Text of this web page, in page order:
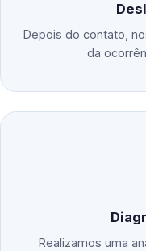
Depois do contato,
da
Realizamos uma